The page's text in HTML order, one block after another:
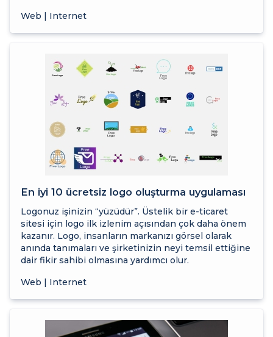
Web | Internet
En iyi 10 ücretsiz logo oluşturma uygulaması
Logonuz işinizin “yüzüdür”. Üstelik bir e-ticaret
sitesi için logo ilk izlenim açısından çok daha önem
kazanır. Logo, insanların markanızı görsel olarak
anında tanımaları ve şirketinizin neyi temsil ettiğine
dair fikir sahibi olmasına yardımcı olur.
Web | Internet